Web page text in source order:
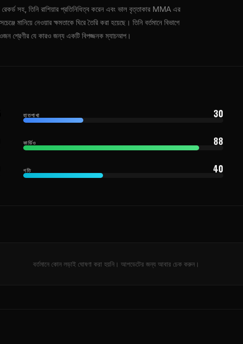
সহ, তিনি রাশিয়ার প্রতিনিধিত্ব করেন এবং ভাল বৃত্তাকার MMA এর
মানিয়ে নেওয়ার ক্ষমতাকে ঘিরে তৈরি করা হয়েছে। তিনি বর্তমানে বিভাগে
ওজন শ্রেণীর যে কারও জন্য একটি বিপজ্জনক ম্যাচআপ।
হাতপাখা 30
কার্ডিও 88
গতি 40
বর্তমানে কোন লড়াই ঘোষণা করা হয়নি। আপডেটের জন্য আবার চেক করুন।